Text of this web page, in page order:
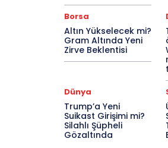
Borsa
Altın Yükselecek mi?
Gram Altında Yeni
Zirve Beklentisi
Dünya
Trump’a Yeni
Suikast Girişimi mi?
Silahlı Şüpheli
Gözaltında